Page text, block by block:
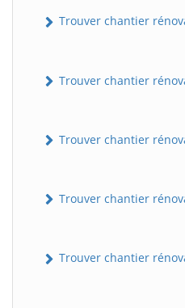
Trouver chantier
Trouver chantier
Trouver chantier
Trouver chantier
Trouver chantier